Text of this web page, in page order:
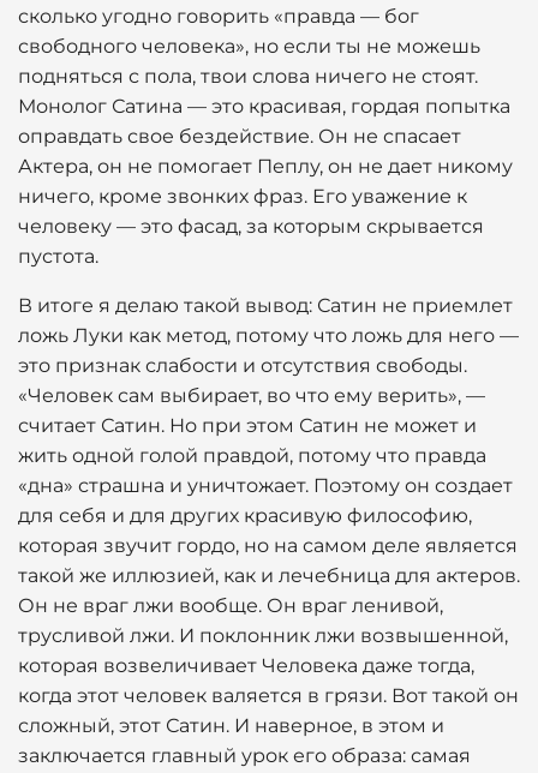
сколько угодно говорить «правда — бог
свободного человека», но если ты не можешь
подняться с пола, твои слова ничего не стоят.
Монолог Сатина — это красивая, гордая попытка
оправдать свое бездействие. Он не спасает
Актера, он не помогает Пеплу, он не дает никому
ничего, кроме звонких фраз. Его уважение к
человеку — это фасад, за которым скрывается
пустота.
В итоге я делаю такой вывод: Сатин не приемлет
ложь Луки как метод, потому что ложь для него —
это признак слабости и отсутствия свободы.
«Человек сам выбирает, во что ему верить», —
считает Сатин. Но при этом Сатин не может и
жить одной голой правдой, потому что правда
«дна» страшна и уничтожает. Поэтому он создает
для себя и для других красивую философию,
которая звучит гордо, но на самом деле является
такой же иллюзией, как и лечебница для актеров.
Он не враг лжи вообще. Он враг ленивой,
трусливой лжи. И поклонник лжи возвышенной,
которая возвеличивает Человека даже тогда,
когда этот человек валяется в грязи. Вот такой он
сложный, этот Сатин. И наверное, в этом и
заключается главный урок его образа: самая